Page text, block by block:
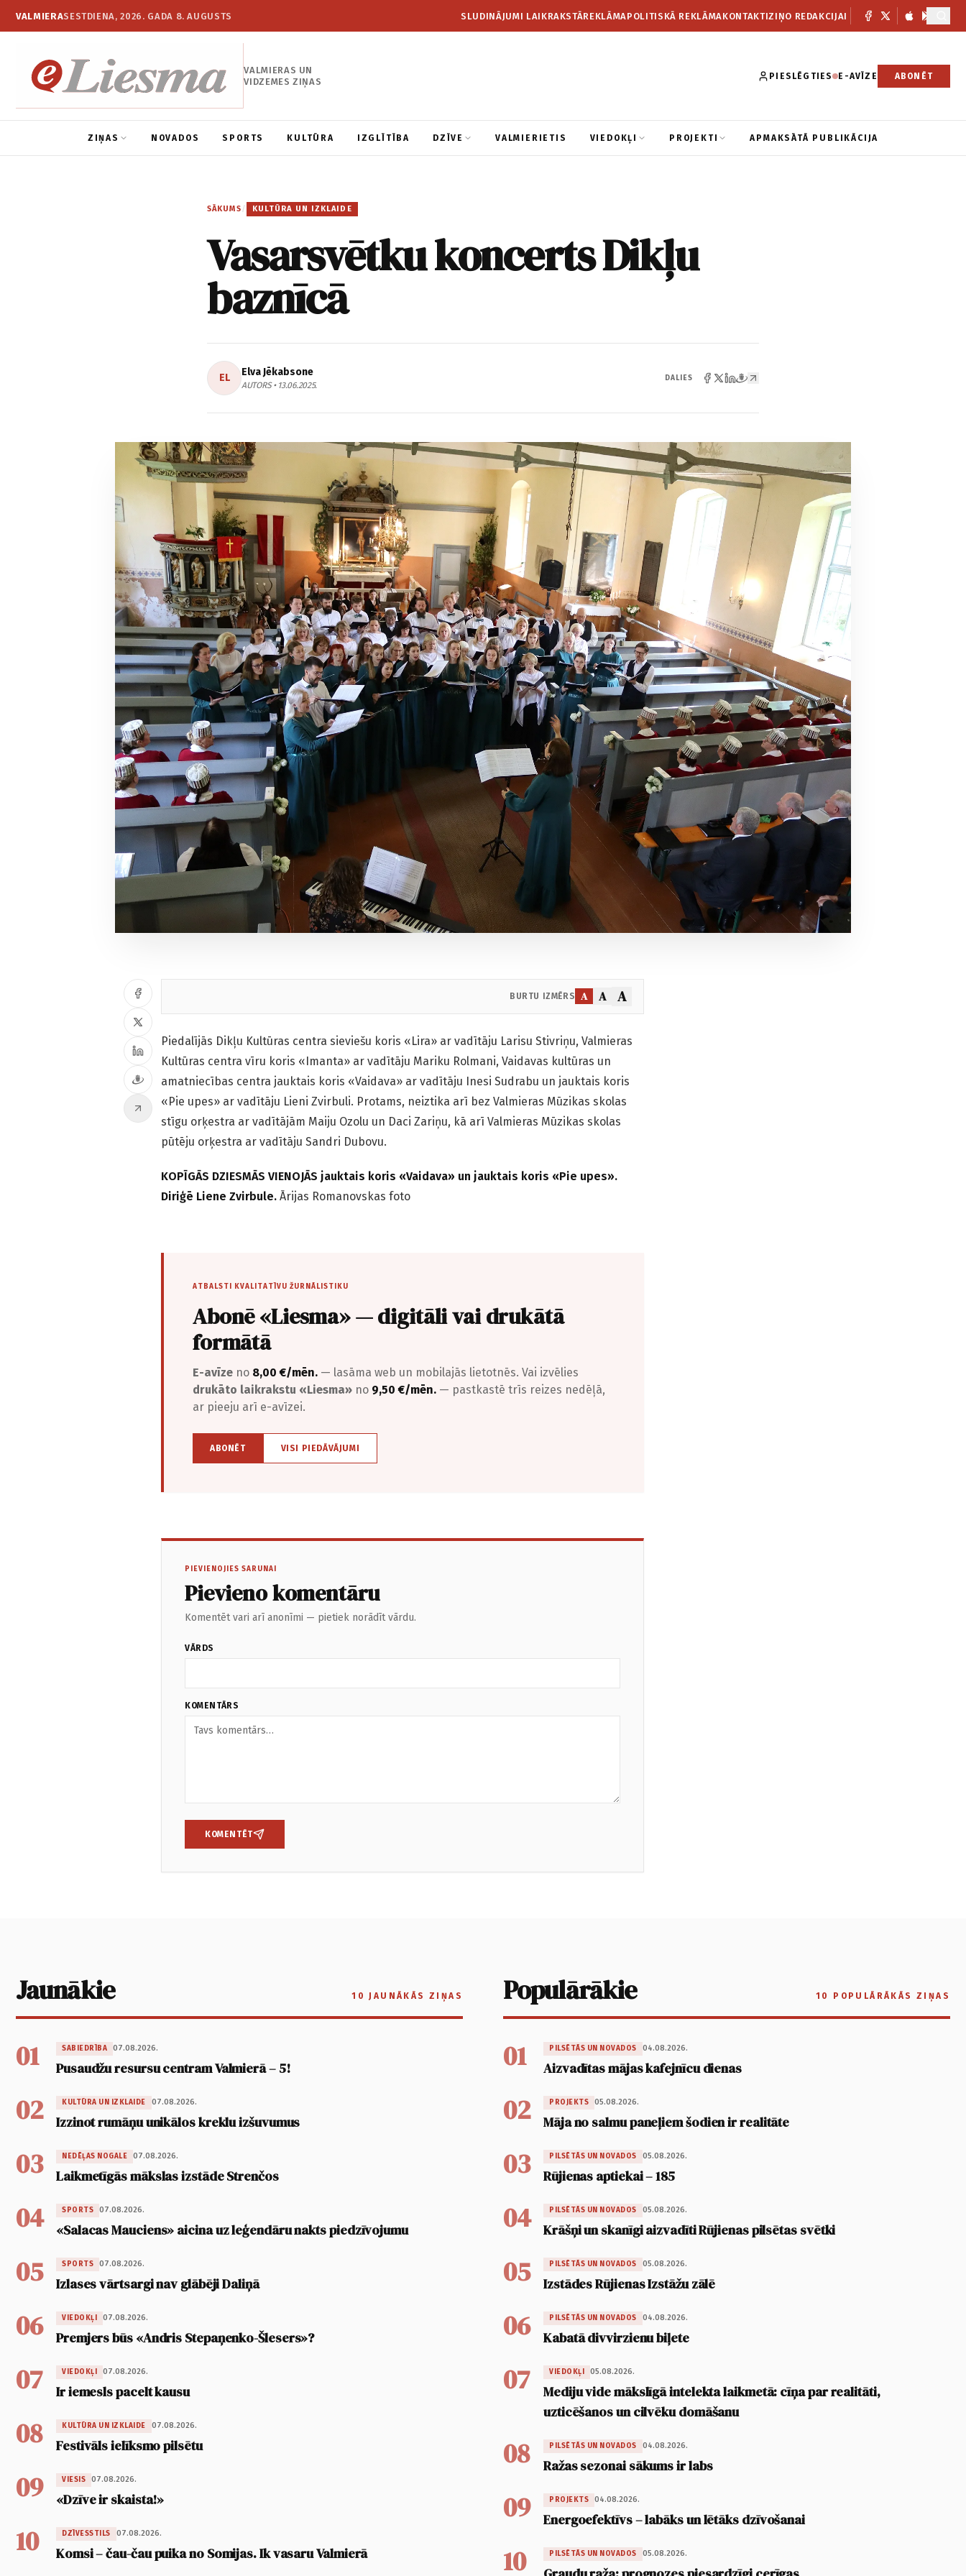
VALMIERASESTDIENA, 2026. GADA 8. AUGUSTS SLUDINĀJUMI LAIKRAKSTĀREKLĀMAPOLITISKĀ REKLĀMAKONTAKTIZIŅO REDAKCIJAI
VALMIERAS UN
VIDZEMES ZIŅAS
PIESLĒGTIES E-AVĪZE ABONĒT
ZIŅAS NOVADOS SPORTS KULTŪRA IZGLĪTĪBA DZĪVE VALMIERIETIS VIEDOKĻI PROJEKTI APMAKSĀTĀ PUBLIKĀCIJA
SĀKUMS / KULTŪRA UN IZKLAIDE
Vasarsvētku koncerts Dikļu
baznīcā
EL Elva Jēkabsone
AUTORS • 13.06.2025.
DALIES
BURTU IZMĒRS A A A
Piedalījās Dikļu Kultūras centra sieviešu koris «Lira» ar vadītāju Larisu Stivriņu, Valmieras
Kultūras centra vīru koris «Imanta» ar vadītāju Mariku Rolmani, Vaidavas kultūras un
amatniecības centra jauktais koris «Vaidava» ar vadītāju Inesi Sudrabu un jauktais koris
«Pie upes» ar vadītāju Lieni Zvirbuli. Protams, neiztika arī bez Valmieras Mūzikas skolas
stīgu orķestra ar vadītājām Maiju Ozolu un Daci Zariņu, kā arī Valmieras Mūzikas skolas
pūtēju orķestra ar vadītāju Sandri Dubovu.
KOPĪGĀS DZIESMĀS VIENOJĀS jauktais koris «Vaidava» un jauktais koris «Pie upes».
Diriģē Liene Zvirbule. Ārijas Romanovskas foto
ATBALSTI KVALITATĪVU ŽURNĀLISTIKU
Abonē «Liesma» — digitāli vai drukātā
formātā
E-avīze no 8,00 €/mēn. — lasāma web un mobilajās lietotnēs. Vai izvēlies
drukāto laikrakstu «Liesma» no 9,50 €/mēn. — pastkastē trīs reizes nedēļā,
ar pieeju arī e-avīzei.
ABONĒT VISI PIEDĀVĀJUMI
PIEVIENOJIES SARUNAI
Pievieno komentāru
Komentēt vari arī anonīmi — pietiek norādīt vārdu.
VĀRDS
KOMENTĀRS
KOMENTĒT
Jaunākie 10 JAUNĀKĀS ZIŅAS
01 SABIEDRĪBA 07.08.2026.
Pusaudžu resursu centram Valmierā – 5!
02 KULTŪRA UN IZKLAIDE 07.08.2026.
Izzinot rumāņu unikālos kreklu izšuvumus
03 NEDĒĻAS NOGALE 07.08.2026.
Laikmetīgās mākslas izstāde Strenčos
04 SPORTS 07.08.2026.
«Salacas Mauciens» aicina uz leģendāru nakts piedzīvojumu
05 SPORTS 07.08.2026.
Izlases vārtsargi nav glābēji Daliņā
06 VIEDOKĻI 07.08.2026.
Premjers būs «Andris Stepaņenko-Šlesers»?
07 VIEDOKĻI 07.08.2026.
Ir iemesls pacelt kausu
08 KULTŪRA UN IZKLAIDE 07.08.2026.
Festivāls ielīksmo pilsētu
09 VIESIS 07.08.2026.
«Dzīve ir skaista!»
10 DZĪVESSTILS 07.08.2026.
Komsi – čau-čau puika no Somijas. Ik vasaru Valmierā
Populārākie 10 POPULĀRĀKĀS ZIŅAS
01 PILSĒTĀS UN NOVADOS 04.08.2026.
Aizvadītas mājas kafejnīcu dienas
02 PROJEKTS 05.08.2026.
Māja no salmu paneļiem šodien ir realitāte
03 PILSĒTĀS UN NOVADOS 05.08.2026.
Rūjienas aptiekai – 185
04 PILSĒTĀS UN NOVADOS 05.08.2026.
Krāšņi un skanīgi aizvadīti Rūjienas pilsētas svētki
05 PILSĒTĀS UN NOVADOS 05.08.2026.
Izstādes Rūjienas Izstāžu zālē
06 PILSĒTĀS UN NOVADOS 04.08.2026.
Kabatā divvirzienu biļete
07 VIEDOKĻI 05.08.2026.
Mediju vide mākslīgā intelekta laikmetā: cīņa par realitāti,
uzticēšanos un cilvēku domāšanu
08 PILSĒTĀS UN NOVADOS 04.08.2026.
Ražas sezonai sākums ir labs
09 PROJEKTS 04.08.2026.
Energoefektīvs – labāks un lētāks dzīvošanai
10 PILSĒTĀS UN NOVADOS 05.08.2026.